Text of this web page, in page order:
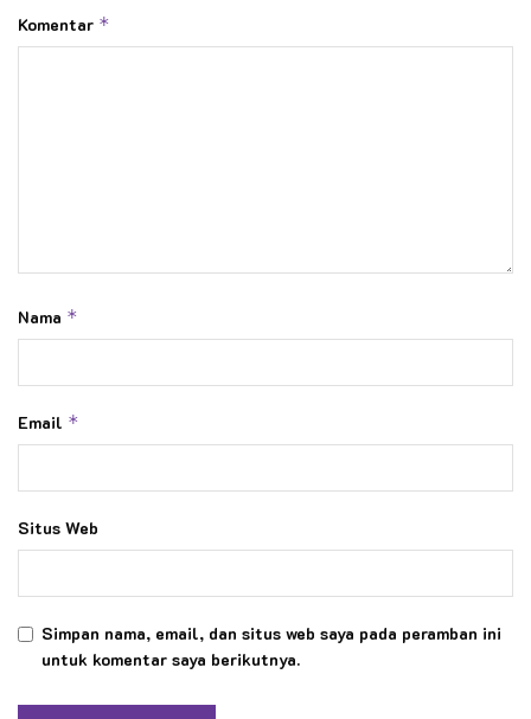
Komentar *
Nama *
Email *
Situs Web
Simpan nama, email, dan situs web saya pada peramban ini
untuk komentar saya berikutnya.